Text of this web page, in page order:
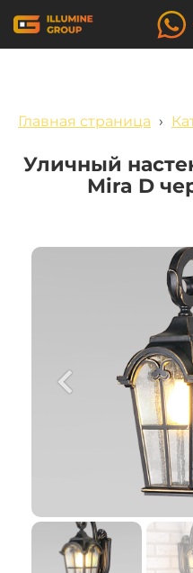
Главная страница ›
Уличный
Mira D